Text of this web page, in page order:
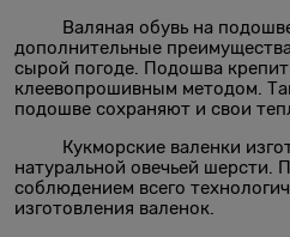
Валяная обувь на подошве
дополнительные
сырой погоде. Подошва
клеевопрошивным методом.
подошве сохраняют и свои
Кукморские валенки
натуральной овечьей шерсти.
соблюдением всего
изготовления валенок.